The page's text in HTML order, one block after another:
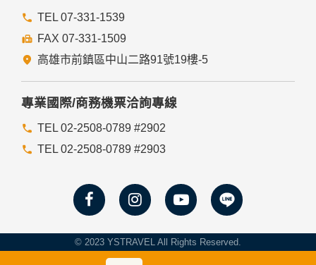
TEL 07-331-1539
FAX 07-331-1509
高雄市前鎮區中山二路91號19樓-5
專業國際/商務機票洽詢專線
TEL 02-2508-0789 #2902
TEL 02-2508-0789 #2903
© 2023 YSTRAVEL All Rights Reserved.